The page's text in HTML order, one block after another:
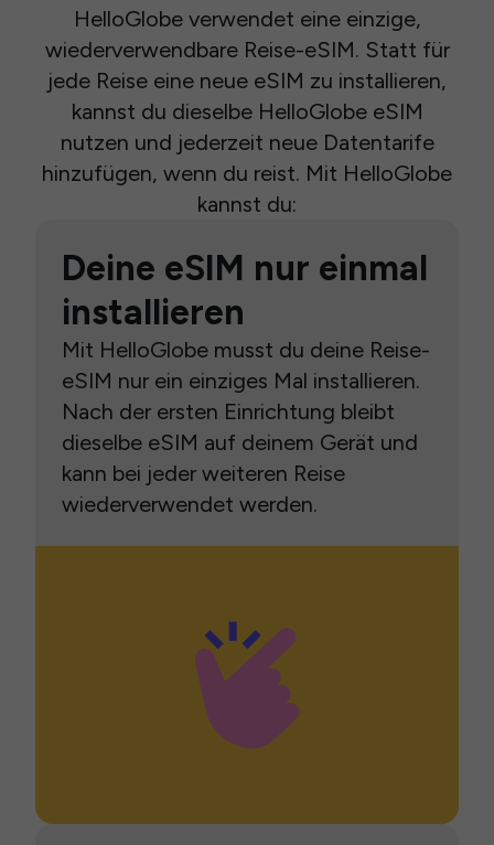
HelloGlobe verwendet eine einzige,
wiederverwendbare Reise-eSIM. Statt für
jede Reise eine neue eSIM zu installieren,
kannst du dieselbe HelloGlobe eSIM
nutzen und jederzeit neue Datentarife
hinzufügen, wenn du reist. Mit HelloGlobe
kannst du:
Deine eSIM nur einmal
installieren
Mit HelloGlobe musst du deine Reise-
eSIM nur ein einziges Mal installieren.
Nach der ersten Einrichtung bleibt
dieselbe eSIM auf deinem Gerät und
kann bei jeder weiteren Reise
wiederverwendet werden.